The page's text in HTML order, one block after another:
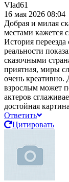
Vlad61
16 мая 2026 08:04
Добрая и милая
местами кажется
История
реальности
сказочными
приятная, миры
очень креативно.
взрослым может
актеров
достойная картина
Ответить
Цитировать